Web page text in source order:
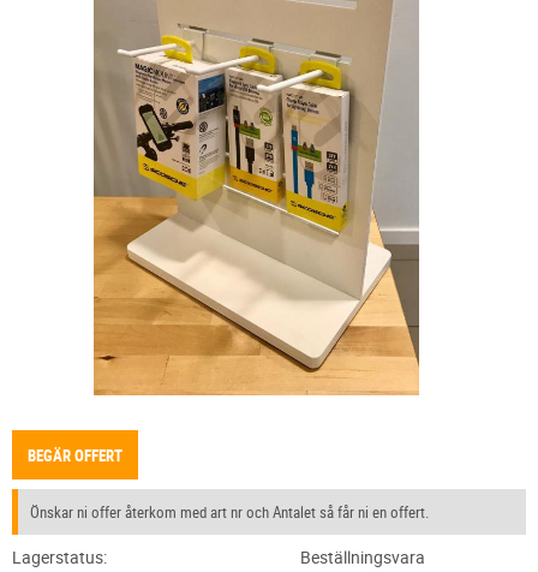
BEGÄR OFFERT
Önskar ni offer återkom med art nr och Antalet så får ni en offert.
Lagerstatus
Beställningsvara